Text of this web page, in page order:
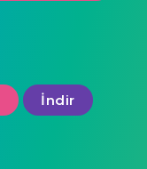
İndir